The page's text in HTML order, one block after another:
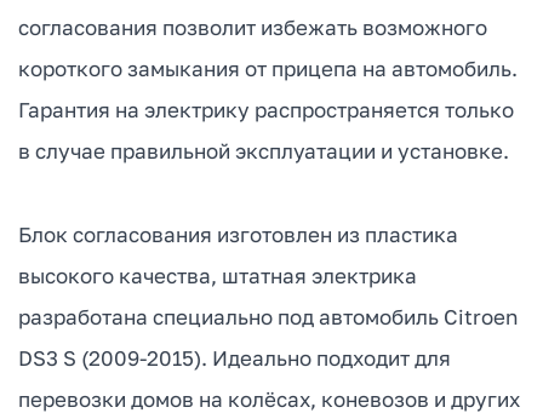
согласования позволит избежать возможного
короткого замыкания от прицепа на автомобиль.
Гарантия на электрику распространяется только
в случае правильной эксплуатации и установке.
Блок согласования изготовлен из пластика
высокого качества, штатная электрика
разработана специально под автомобиль Citroen
DS3 S (2009-2015). Идеально подходит для
перевозки домов на колёсах, коневозов и других